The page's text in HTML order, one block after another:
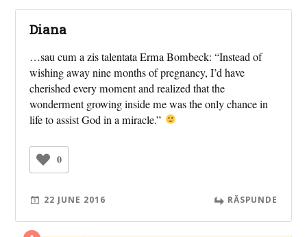
Diana
…sau cum a zis talentata Erma Bombeck: “Instead of
wishing away nine months of pregnancy, I’d have
cherished every moment and realized that the
wonderment growing inside me was the only chance in
life to assist God in a miracle.”
0
22 JUNE 2016 RĂSPUNDE